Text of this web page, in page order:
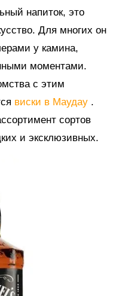
напиток, это
Для многих он
у камина,
моментами.
с этим
виски в Маудау .
сортов
и эксклюзивных.